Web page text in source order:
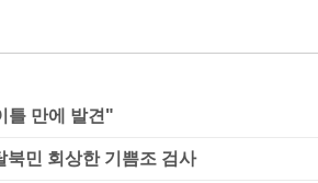
틀 만에 발견"
민 회상한 기쁨조 검사